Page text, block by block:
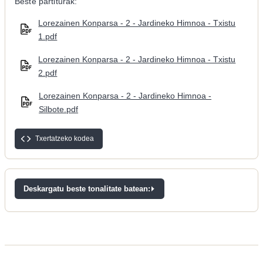
Lorezainen Konparsa - 2 - Jardineko Himnoa - Txistu
1.pdf
Lorezainen Konparsa - 2 - Jardineko Himnoa - Txistu
2.pdf
Lorezainen Konparsa - 2 - Jardineko Himnoa -
Silbote.pdf
Txertatzeko kodea
Deskargatu beste tonalitate batean: